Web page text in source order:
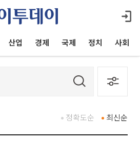
산업 경제 국제 정치 사회
최신순
정확도순